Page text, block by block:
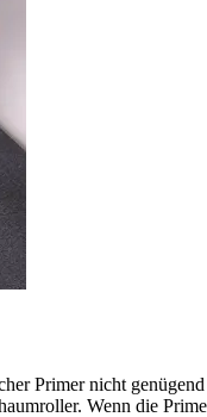
Primer nicht
Wenn die